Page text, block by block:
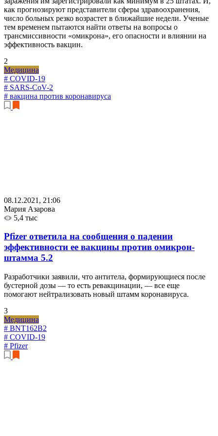
как прогнозируют представители сферы здравоохранения,
число больных резко возрастет в ближайшие недели. Ученые
тем временем пытаются найти ответы на вопросы о
трансмиссивности «омикрона», его опасности и влиянии на
эффективность вакцин.
2
Медицина
# COVID-19
# SARS-CoV-2
# вакцина против коронавируса
08.12.2021, 21:06
Мария Азарова
5,4 тыс
Pfizer ответила на сообщения о падении
эффективности ее вакцины против омикрон-
штамма 5.2
Разработчики заявили, что антитела, формирующиеся после
бустерной дозы — то есть ревакцинации, — все еще
помогают нейтрализовать новый штамм коронавируса.
3
Медицина
# BNT162B2
# COVID-19
# Pfizer